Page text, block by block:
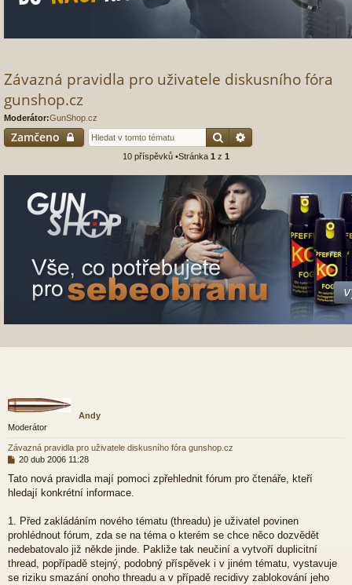
Závazná pravidla pro uživatele diskusního fóra
gunshop.cz
Moderátor:GunShop.cz
Zamčeno Hledat
10 příspěvků •Stránka 1 z 1
Andy
Moderátor
Závazná pravidla pro uživatele diskusního fóra gunshop.cz
P
í
s
e
k
20 dub 2006 11:28
Tato nová pravidla mají pomoci zpřehlednit fórum pro čtenáře, kteří
hledají konkrétní informace.
1. Před zakládáním nového tématu (threadu) je uživatel povinen
prohlédnout fórum, zda se na téma o kterém se chce něco dozvědět
nedebatovalo již někde jinde. Pakliže tak neučiní a vytvoří duplicitní
thread, popřípadě stejný, podobný příspěvek i v jiném tématu, vystavuje
se riziku smazání onoho threadu a v případě recidivy zablokování jeho